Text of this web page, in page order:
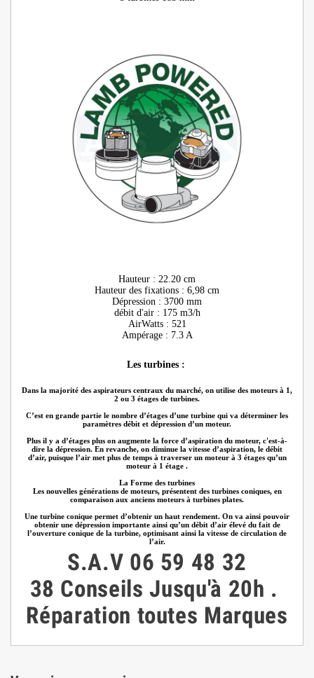
Hauteur : 22.20 cm
Hauteur des fixations : 6,98 cm
Dépression : 3700 mm
débit d'air : 175 m3/h
AirWatts : 521
Ampérage : 7.3 A
Les turbines :
Dans la majorité des aspirateurs centraux du marché, on utilise des moteurs à 1,
2 ou 3 étages de turbines.
C’est en grande partie le nombre d’étages d’une turbine qui va déterminer les
paramètres débit et dépression d’un moteur.
Plus il y a d’étages plus on augmente la force d’aspiration du moteur, c'est-à-
dire la dépression. En revanche, on diminue la vitesse d’aspiration, le débit
d’air, puisque l’air met plus de temps à traverser un moteur à 3 étages qu’un
moteur à 1 étage .
La Forme des turbines
Les nouvelles générations de moteurs, présentent des turbines coniques, en
comparaison aux anciens moteurs à turbines plates.
Une turbine conique permet d’obtenir un haut rendement. On va ainsi pouvoir
obtenir une dépression importante ainsi qu’un débit d’air élevé du fait de
l’ouverture conique de la turbine, optimisant ainsi la vitesse de circulation de
l’air.
S.A.V 06 59 48 32
38 ConseilsJusqu'à 20h .
Réparation toutes Marques